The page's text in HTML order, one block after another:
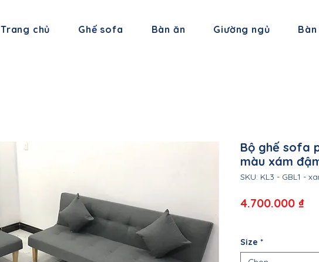
Trang chủ Ghế sofa Bàn ăn Giường ngủ
Bộ ghế sofa
màu xám
SKU: KL3 - GBL1 -
4.700.000 ₫Giá
Size *